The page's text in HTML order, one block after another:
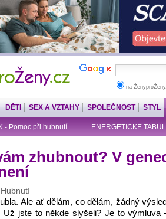
na
DĚTI SEX A VZTAHY SPOLEČNOST STYL
- Pomoc při hubnutí ENERGETICKÉ
zhubnout? V
Ale ať dělám, co dělám, žádný
Už jste to někde slyšeli? Je to výmluva